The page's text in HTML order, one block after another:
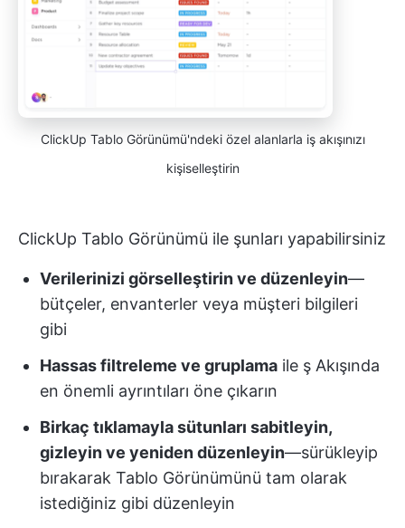
ClickUp Tablo Görünümü'ndeki özel alanlarla iş akışınızı
kişiselleştirin
ClickUp Tablo Görünümü ile şunları yapabilirsiniz
Verilerinizi görselleştirin ve düzenleyin—
bütçeler, envanterler veya müşteri bilgileri
gibi
Hassas filtreleme ve gruplama ile ş Akışında
en önemli ayrıntıları öne çıkarın
Birkaç tıklamayla sütunları sabitleyin,
gizleyin ve yeniden düzenleyin—sürükleyip
bırakarak Tablo Görünümünü tam olarak
istediğiniz gibi düzenleyin